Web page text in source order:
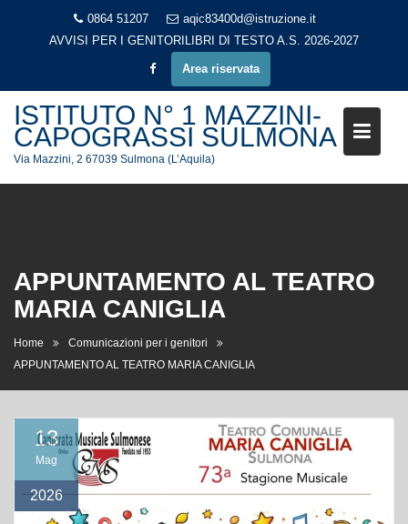
0864 51207
aqic83400d@istruzione.it
AVVISI PER I GENITORI LIBRI DI TESTO A.S. 2026-2027
Area riservata
ISTITUTO N° 1 MAZZINI-
CAPOGRASSI SULMONA
Via Mazzini, 2 67039 Sulmona (L’Aquila)
APPUNTAMENTO AL TEATRO
MARIA CANIGLIA
Home
Comunicazioni per i genitori
APPUNTAMENTO AL TEATRO MARIA CANIGLIA
13
Mag
2026